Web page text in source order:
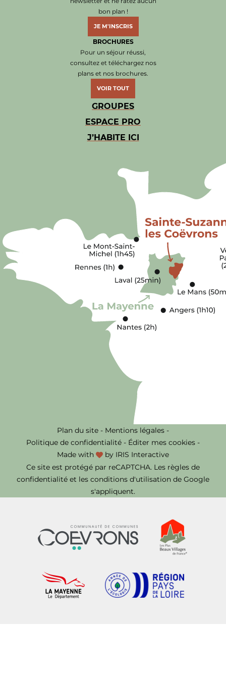
bon plan !
JE M'INSCRIS
BROCHURES
Pour un séjour réussi,
consultez et téléchargez nos
plans et nos brochures.
VOIR TOUT
GROUPES
ESPACE PRO
J’HABITE ICI
Plan du site - Mentions légales -
Politique de confidentialité - Éditer mes cookies -
Made with
by IRIS Interactive
Ce site est protégé par reCAPTCHA. Les règles de
confidentialité et les conditions d'utilisation de Google
s'appliquent.